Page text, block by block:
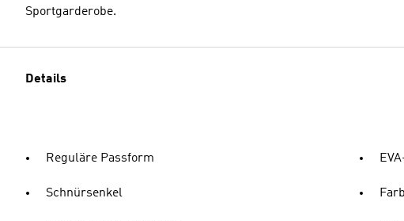
Sportgarderobe.
Details
Reguläre Passform
Schnürsenkel